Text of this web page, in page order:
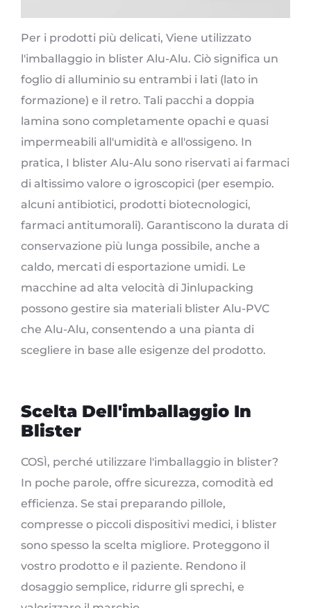
Per i prodotti più delicati, Viene utilizzato
l'imballaggio in blister Alu-Alu. Ciò significa un
foglio di alluminio su entrambi i lati (lato in
formazione) e il retro. Tali pacchi a doppia
lamina sono completamente opachi e quasi
impermeabili all'umidità e all'ossigeno. In
pratica, I blister Alu-Alu sono riservati ai farmaci
di altissimo valore o igroscopici (per esempio.
alcuni antibiotici, prodotti biotecnologici,
farmaci antitumorali). Garantiscono la durata di
conservazione più lunga possibile, anche a
caldo, mercati di esportazione umidi. Le
macchine ad alta velocità di Jinlupacking
possono gestire sia materiali blister Alu-PVC
che Alu-Alu, consentendo a una pianta di
scegliere in base alle esigenze del prodotto.
Scelta Dell'imballaggio In
Blister
COSÌ, perché utilizzare l'imballaggio in blister?
In poche parole, offre sicurezza, comodità ed
efficienza. Se stai preparando pillole,
compresse o piccoli dispositivi medici, i blister
sono spesso la scelta migliore. Proteggono il
vostro prodotto e il paziente. Rendono il
dosaggio semplice, ridurre gli sprechi, e